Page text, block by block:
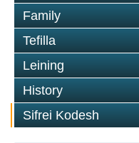
Family
Tefilla
Leining
History
Sifrei Kodesh